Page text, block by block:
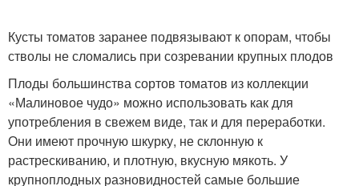
Кусты томатов заранее подвязывают к опорам, чтобы
стволы не сломались при созревании крупных плодов
Плоды большинства сортов томатов из коллекции
«Малиновое чудо» можно использовать как для
употребления в свежем виде, так и для переработки.
Они имеют прочную шкурку, не склонную к
растрескиванию, и плотную, вкусную мякоть. У
крупноплодных разновидностей самые большие